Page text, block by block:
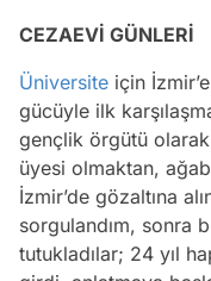
CEZAEVİ GÜNLERİ
Üniversite için
gücüyle ilk
gençlik örgütü
üyesi olmaktan,
İzmir’de gözaltına
sorgulandım, sonra
tutukladılar; 24 yıl